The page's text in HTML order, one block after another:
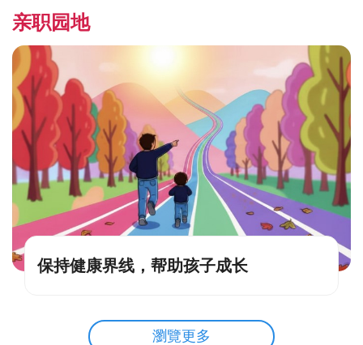
亲职园地
保持健康界线，帮助孩子成长
瀏覽更多